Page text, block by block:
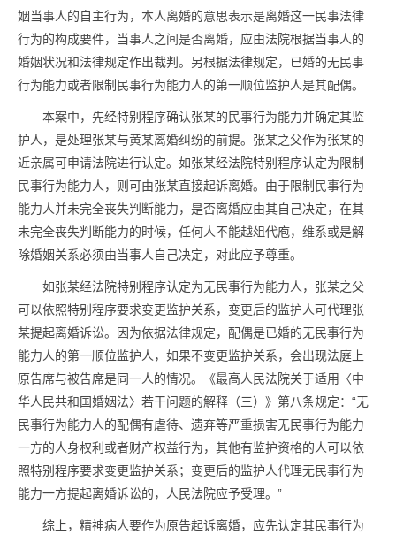
姻当事人的自主行为，本人离婚的意思表示是离婚这一民事法律
行为的构成要件，当事人之间是否离婚，应由法院根据当事人的
婚姻状况和法律规定作出裁判。另根据法律规定，已婚的无民事
行为能力或者限制民事行为能力人的第一顺位监护人是其配偶。
本案中，先经特别程序确认张某的民事行为能力并确定其监
护人，是处理张某与黄某离婚纠纷的前提。张某之父作为张某的
近亲属可申请法院进行认定。如张某经法院特别程序认定为限制
民事行为能力人，则可由张某直接起诉离婚。由于限制民事行为
能力人并未完全丧失判断能力，是否离婚应由其自己决定，在其
未完全丧失判断能力的时候，任何人不能越俎代庖，维系或是解
除婚姻关系必须由当事人自己决定，对此应予尊重。
如张某经法院特别程序认定为无民事行为能力人，张某之父
可以依照特别程序要求变更监护关系，变更后的监护人可代理张
某提起离婚诉讼。因为依据法律规定，配偶是已婚的无民事行为
能力人的第一顺位监护人，如果不变更监护关系，会出现法庭上
原告席与被告席是同一人的情况。《最高人民法院关于适用〈中
华人民共和国婚姻法〉若干问题的解释（三）》第八条规定：“无
民事行为能力人的配偶有虐待、遗弃等严重损害无民事行为能力
一方的人身权利或者财产权益行为，其他有监护资格的人可以依
照特别程序要求变更监护关系；变更后的监护人代理无民事行为
能力一方提起离婚诉讼的，人民法院应予受理。”
综上，精神病人要作为原告起诉离婚，应先认定其民事行为